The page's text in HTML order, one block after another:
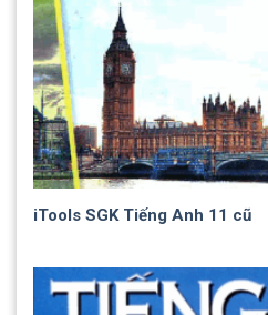
iTools SGK Tiếng Anh 11 cũ